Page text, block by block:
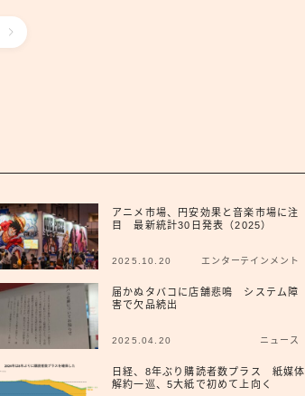
アニメ市場、円安効果と音楽市場に注
目 最新統計30日発表（2025）
2025.10.20 エンターテインメント
届かぬタバコに店舗悲鳴 システム障
害で欠品続出
2025.04.20 ニュース
日経、8年ぶり購読者数プラス 紙媒体
解約一巡、5大紙で初めて上向く